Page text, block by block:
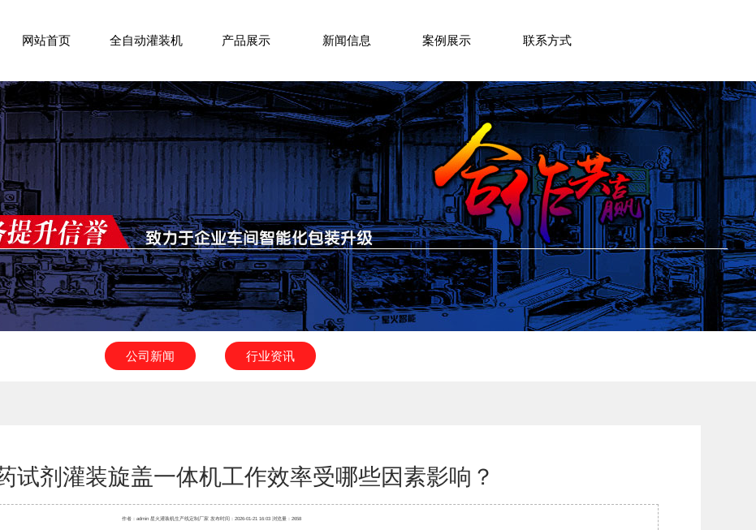
网站首页 全自动灌装机 产品展示 新闻信息 案例展示 联系方式
公司新闻 行业资讯
试剂灌装旋盖一体机工作效率受哪些因素影响？
作者：admin 星火灌装机生产线定制厂家 发布时间：2026-01-21 16:03 浏览量：2658